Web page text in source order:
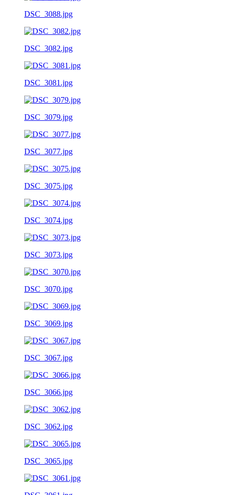
DSC_3088.jpg
DSC_3082.jpg
DSC_3081.jpg
DSC_3079.jpg
DSC_3077.jpg
DSC_3075.jpg
DSC_3074.jpg
DSC_3073.jpg
DSC_3070.jpg
DSC_3069.jpg
DSC_3067.jpg
DSC_3066.jpg
DSC_3062.jpg
DSC_3065.jpg